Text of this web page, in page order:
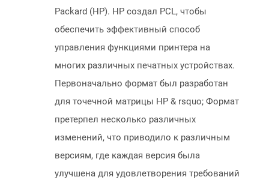
Packard (HP). HP создал PCL, чтобы
обеспечить эффективный способ
управления функциями принтера на
многих различных печатных устройствах.
Первоначально формат был разработан
для точечной матрицы HP & rsquo; Формат
претерпел несколько различных
изменений, что приводило к различным
версиям, где каждая версия была
улучшена для удовлетворения требований